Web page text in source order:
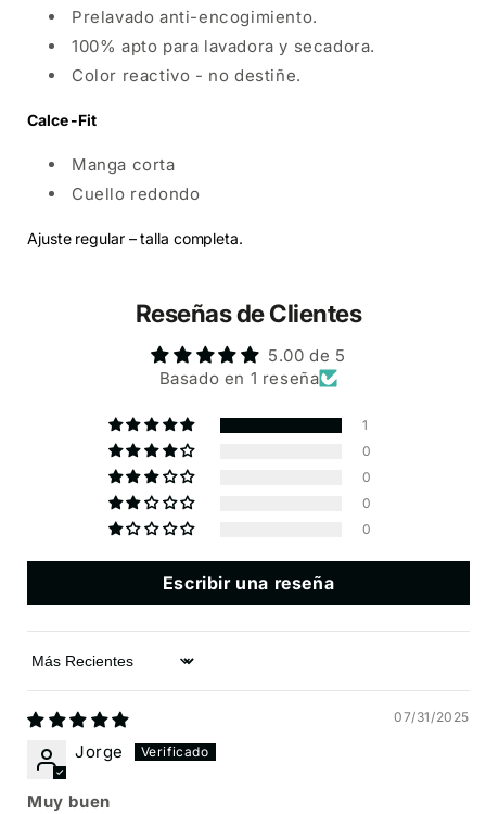
Prelavado anti-encogimiento.
100% apto para lavadora y secadora.
Color reactivo - no destiñe.
Calce -Fit
Manga corta
Cuello redondo
Ajuste regular – talla completa.
Reseñas de Clientes
5.00 de 5
Basado en 1 reseña
1
0
0
0
0
Escribir una reseña
Sort by
07/31/2025
Jorge
Muy buen